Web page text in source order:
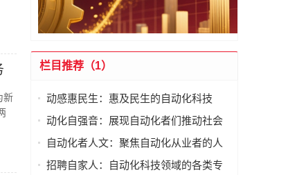
新
栏目推荐（1）
动感惠民生：惠及民生的自动化科技
动化自强音：展现自动化者们推动社会
进步发出的响亮声音
自动化者人文：聚焦自动化从业者的人
文思考
招聘自家人：自动化科技领域的各类专